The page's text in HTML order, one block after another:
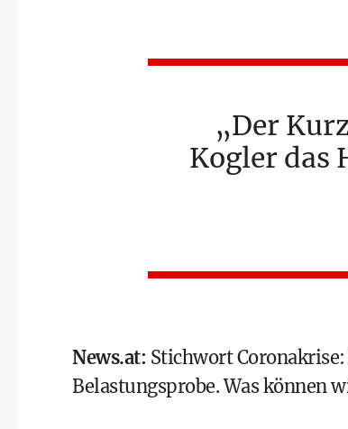
Der
Kogler das
News.at: Stichwort
Belastungsprobe. Was können